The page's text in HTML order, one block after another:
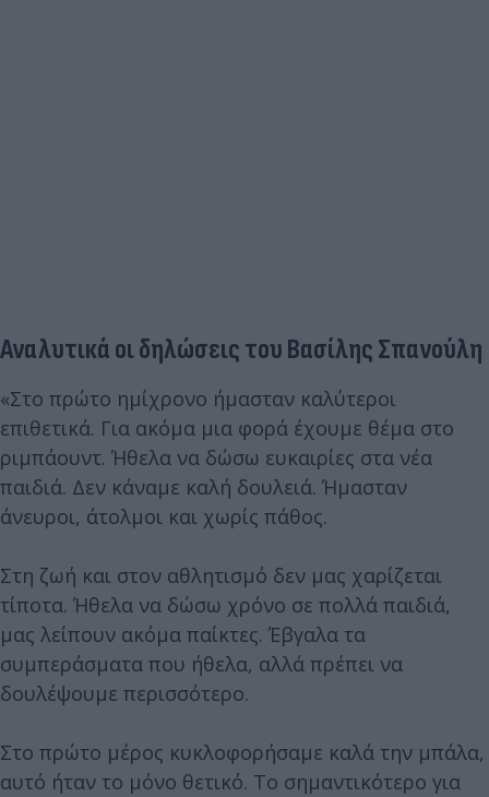
Αναλυτικά οι δηλώσεις του Βασίλης Σπανούλη
«Στο πρώτο ημίχρονο ήμασταν καλύτεροι
επιθετικά. Για ακόμα μια φορά έχουμε θέμα στο
ριμπάουντ. Ήθελα να δώσω ευκαιρίες στα νέα
παιδιά. Δεν κάναμε καλή δουλειά. Ήμασταν
άνευροι, άτολμοι και χωρίς πάθος.
Στη ζωή και στον αθλητισμό δεν μας χαρίζεται
τίποτα. Ήθελα να δώσω χρόνο σε πολλά παιδιά,
μας λείπουν ακόμα παίκτες. Έβγαλα τα
συμπεράσματα που ήθελα, αλλά πρέπει να
δουλέψουμε περισσότερο.
Στο πρώτο μέρος κυκλοφορήσαμε καλά την μπάλα,
αυτό ήταν το μόνο θετικό. Το σημαντικότερο για